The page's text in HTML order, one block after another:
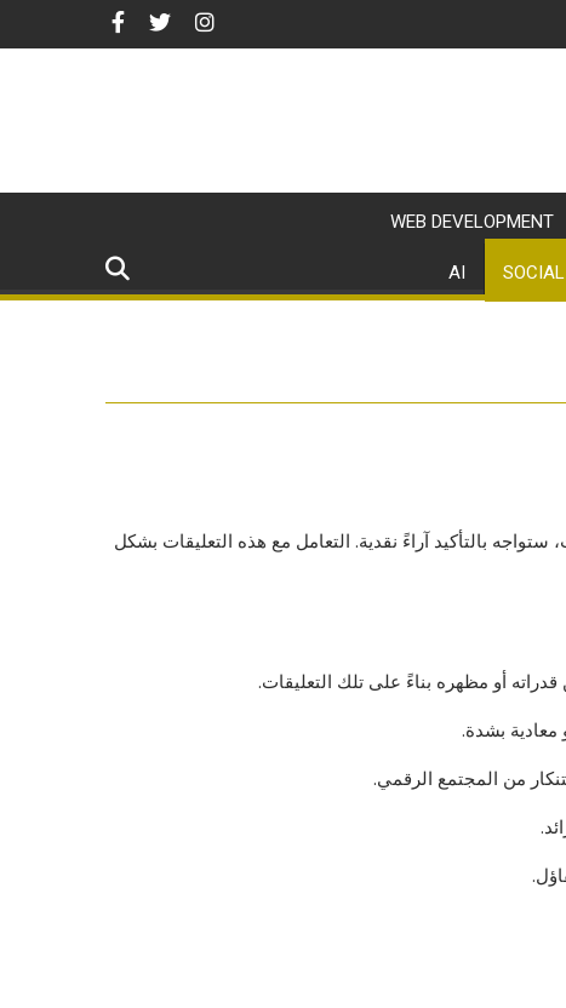
WEB DEVELOPMENT
AI
بالتأكيد آراءً نقدية. التعامل مع هذه التعليقات بشكل
أو مظهره بناءً على تلك التعليقات.
معادية بشدة.
من المجتمع الرقمي.